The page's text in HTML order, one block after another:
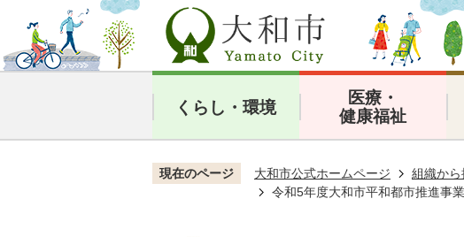
くらし・環境
医療・
健康福祉
現在のページ 大和市公式ホームページ 組織から
令和5年度大和市平和都市推進事